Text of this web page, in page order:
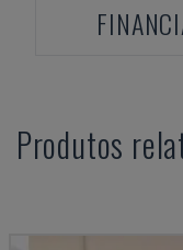
Produtos